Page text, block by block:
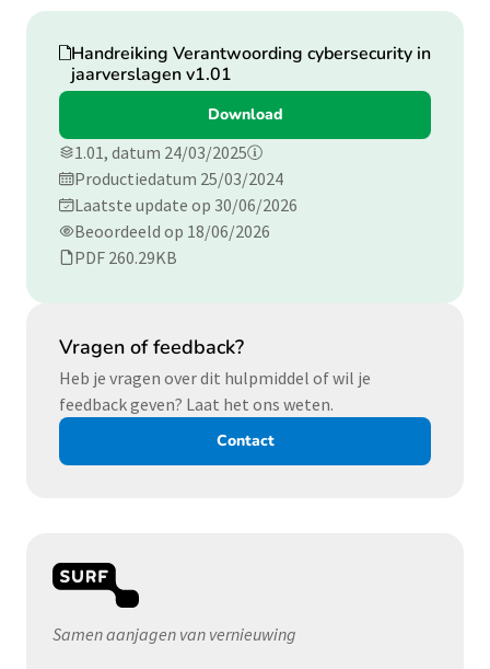
Download
Handreiking Verantwoording cybersecurity in
jaarverslagen v1.01
Download
1.01, datum 24/03/2025
Productiedatum 25/03/2024
Laatste update op 30/06/2026
Beoordeeld op 18/06/2026
PDF 260.29KB
Vragen of feedback?
Heb je vragen over dit hulpmiddel of wil je
feedback geven? Laat het ons weten.
Contact
Samen aanjagen van vernieuwing